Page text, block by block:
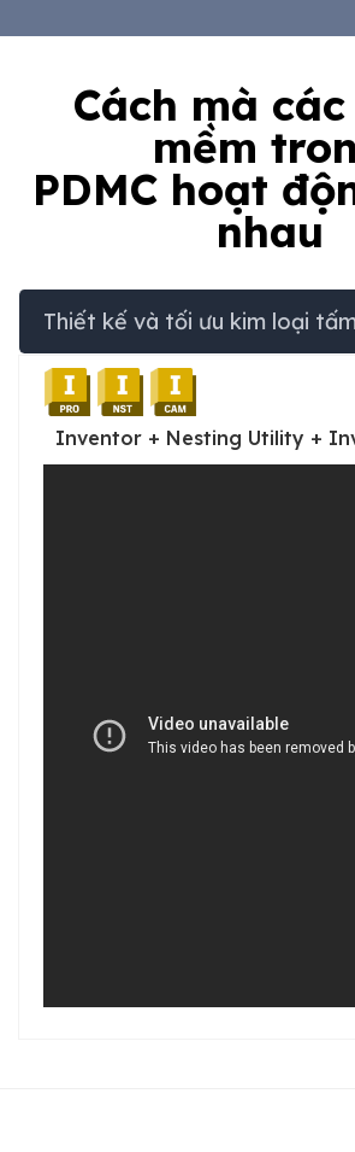
Cách mà
mềm
PDMC hoạt
nhau
Thiết kế và tối ưu kim loại
Inventor + Nesting Utility +